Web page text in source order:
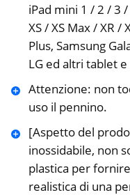
iPad mini 1 / 2 / 3
XS / XS Max / XR /
Plus, Samsung
LG ed altri tablet
Attenzione: non
uso il pennino.
[Aspetto del
inossidabile, non
plastica per
realistica di una